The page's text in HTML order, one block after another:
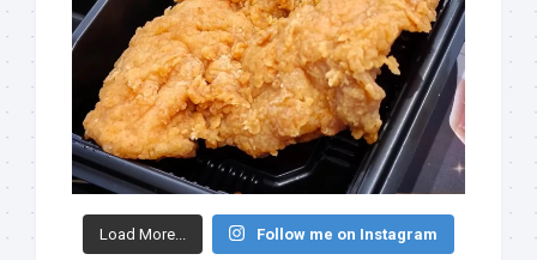
Load More... Follow me on Instagram